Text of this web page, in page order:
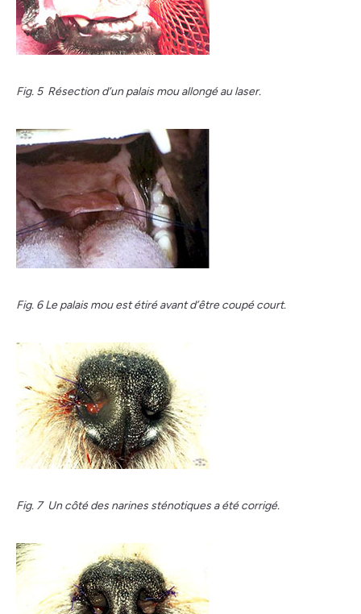
Fig. 5 Résection d’un palais mou allongé au laser.
Fig. 6 Le palais mou est étiré avant d’être coupé court.
Fig. 7 Un côté des narines sténotiques a été corrigé.